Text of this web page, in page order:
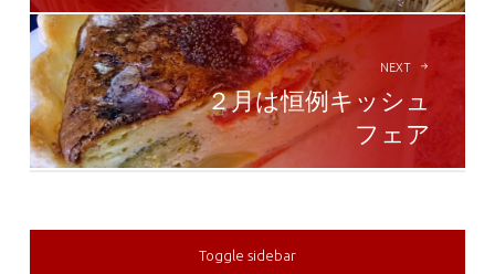
NEXT
２月は恒例キッシュ
フェア
Toggle sidebar